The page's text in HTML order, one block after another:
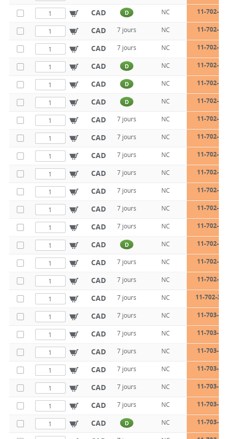
CAD D NC 11-702-
CAD 7 jours NC 11-702-
CAD 7 jours NC 11-702-
CAD D NC 11-702-
CAD D NC 11-702-
CAD D NC 11-702-
CAD 7 jours NC 11-702-
CAD 7 jours NC 11-702-
CAD 7 jours NC 11-702-
CAD 7 jours NC 11-702-
CAD 7 jours NC 11-702-
CAD 7 jours NC 11-702-
CAD 7 jours NC 11-702-
CAD D NC 11-702-
CAD 7 jours NC 11-702-
CAD 7 jours NC 11-702-
CAD 7 jours NC 11-702-
CAD 7 jours NC 11-703-
CAD 7 jours NC 11-703-
CAD 7 jours NC 11-703-
CAD 7 jours NC 11-703-
CAD 7 jours NC 11-703-
CAD 7 jours NC 11-703-
CAD D NC 11-703-